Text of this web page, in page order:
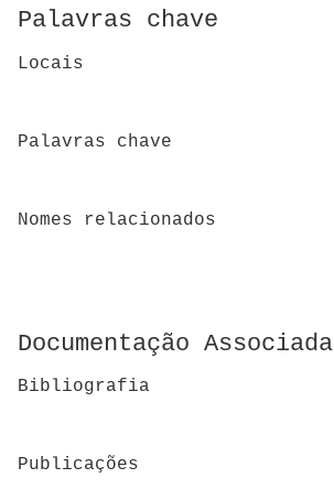
Palavras chave
Locais
Palavras chave
Nomes relacionados
Documentação Associada
Bibliografia
Publicações